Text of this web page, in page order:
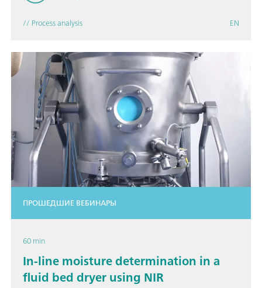
// Process analysis EN
ПРОШЕДШИЕ ВЕБИНАРЫ
60 min
In-line moisture determination in a
fluid bed dryer using NIR